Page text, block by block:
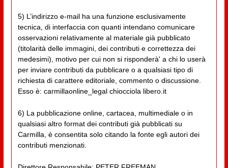
5) L’indirizzo e-mail ha una funzione esclusivamente
tecnica, di interfaccia con quanti intendano comunicare
osservazioni relativamente al materiale già pubblicato
(titolarità delle immagini, dei contributi e correttezza dei
medesimi), motivo per cui non si risponderà' a chi lo userà
per inviare contributi da pubblicare o a qualsiasi tipo di
richiesta di carattere editoriale, commento o discussione.
Esso è: carmillaonline_legal chiocciola libero.it
6) La pubblicazione online, cartacea, multimediale o in
qualsiasi altro format dei contributi già pubblicati su
Carmilla, è consentita solo citando la fonte egli autori dei
contributi menzionati.